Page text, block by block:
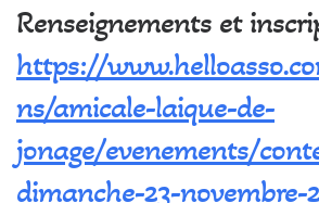
Renseignements et
https://
ns/amicale-laique-de-
jonage/evenements/
dimanche-23-novembre-